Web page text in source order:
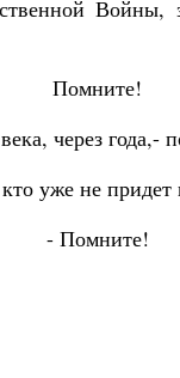
Помните!
через года,-
уже не придет
- Помните!